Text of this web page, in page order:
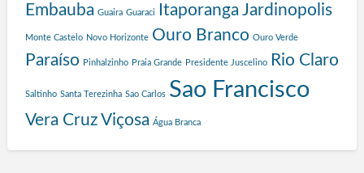
m
a
v
a
o
Embauba Guaira Guaraci Itaporanga Jardinopolis
Monte Castelo Novo Horizonte Ouro Branco Ouro Verde
Paraíso Pinhalzinho Praia Grande Presidente Juscelino Rio Claro
Saltinho Santa Terezinha Sao Carlos Sao Francisco
Vera CruzViçosa Água Branca